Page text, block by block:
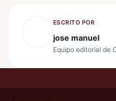
ESCRITO POR
jose manuel
Equipo editorial de